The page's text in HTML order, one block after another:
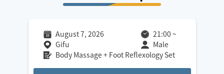
August 7, 2026 21:00 ~
Gifu
Male
Body Massage + Foot Reflexology Set